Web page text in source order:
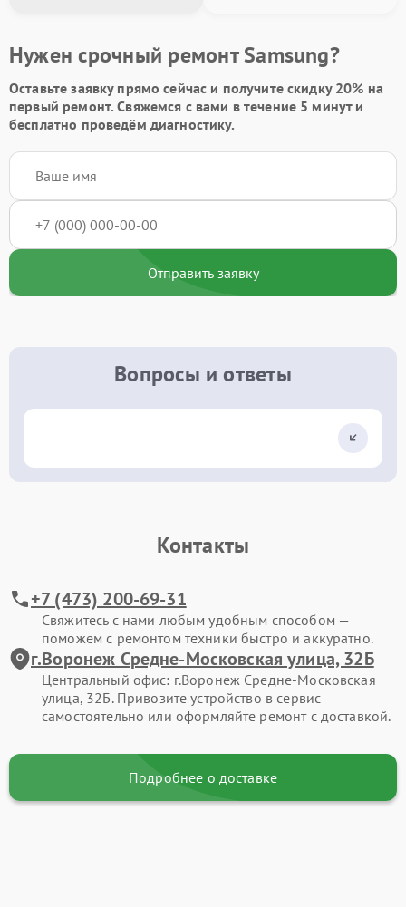
Нужен срочный ремонт Samsung?
Оставьте заявкупрямо сейчас и получите скидку 20% на
первый ремонт. Свяжемся с вами в течение 5 минут и
бесплатно проведём диагностику.
Отправить заявку
Вопросы и ответы
Контакты
+7 (473) 200-69-31
Свяжитесь с нами любым удобным способом —
поможем с ремонтом техники быстро и аккуратно.
г.Воронеж Средне-Московская улица, 32Б
Центральный офис: г.Воронеж Средне-Московская
улица, 32Б. Привозите устройство в сервис
самостоятельно или оформляйте ремонт с доставкой.
Подробнее о доставке